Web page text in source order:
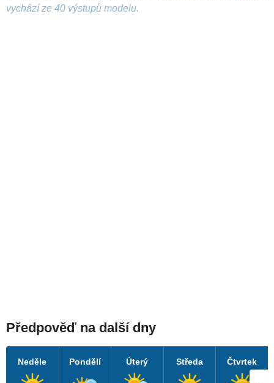
vychází ze 40 výstupů modelu.
Předpověď na další dny
Neděle Pondělí Úterý Středa Čtvrtek